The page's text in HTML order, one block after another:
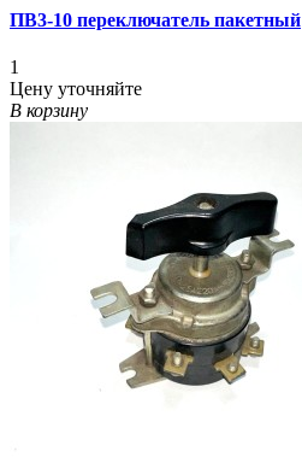
ПВ3-10 переключатель пакетный
1
Цену уточняйте
В корзину